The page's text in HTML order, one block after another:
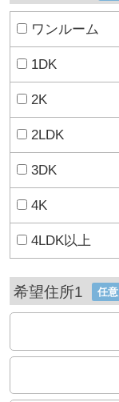
ワンルーム
1DK
2K
2LDK
3DK
4K
4LDK以上
希望住所1 任意